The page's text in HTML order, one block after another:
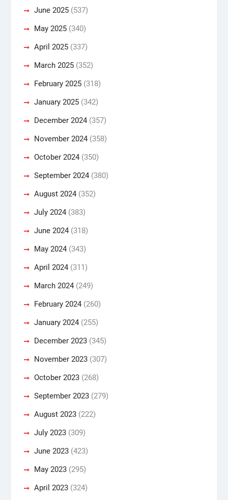
June 2025(537)
May 2025(340)
April 2025(337)
March 2025(352)
February 2025(318)
January 2025(342)
December 2024(357)
November 2024(358)
October 2024(350)
September 2024(380)
August 2024(352)
July 2024(383)
June 2024(318)
May 2024(343)
April 2024(311)
March 2024(249)
February 2024(260)
January 2024(255)
December 2023(345)
November 2023(307)
October 2023(268)
September 2023(279)
August 2023(222)
July 2023(309)
June 2023(423)
May 2023(295)
April 2023(324)